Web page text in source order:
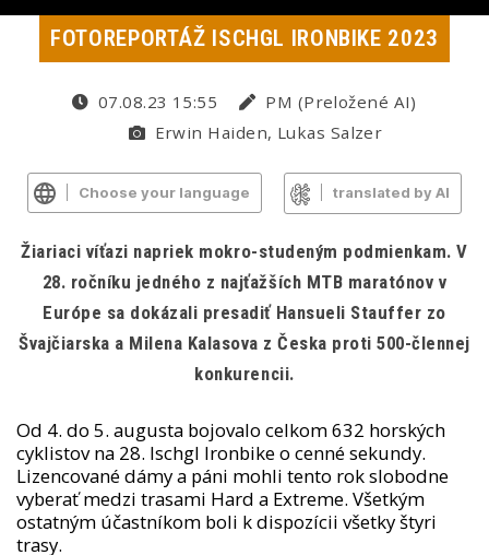
FOTOREPORTÁŽ ISCHGL IRONBIKE 2023
07.08.23 15:55
PM (Preložené AI)
Erwin Haiden, Lukas Salzer
Choose your language translated by AI
Žiariaci víťazi napriek mokro-studeným podmienkam. V
28. ročníku jedného z najťažších MTB maratónov v
Európe sa dokázali presadiť Hansueli Stauffer zo
Švajčiarska a Milena Kalasova z Česka proti 500-člennej
konkurencii.
Od 4. do 5. augusta bojovalo celkom 632 horských
cyklistov na 28. Ischgl Ironbike o cenné sekundy.
Lizencované dámy a páni mohli tento rok slobodne
vyberať medzi trasami Hard a Extreme. Všetkým
ostatným účastníkom boli k dispozícii všetky štyri
trasy.